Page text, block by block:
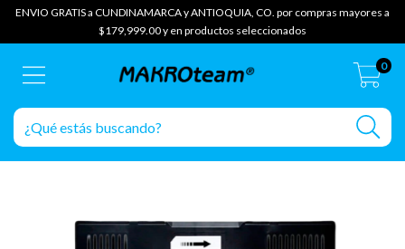
ENVIO GRATIS a CUNDINAMARCA y ANTIOQUIA, CO. por compras mayores a
$179,999.00 y en productos seleccionados
0